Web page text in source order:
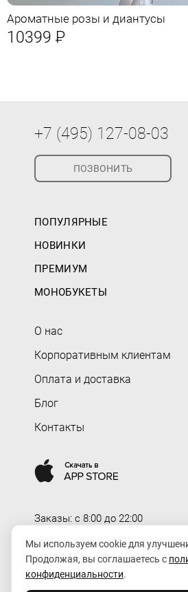
Ароматные розы и диантусы
10399 Р
+7 (495) 127-08-03
ПОЗВОНИТЬ
ПОПУЛЯРНЫЕ
НОВИНКИ
ПРЕМИУМ
МОНОБУКЕТЫ
О нас
Корпоративным клиентам
Оплата и доставка
Блог
Контакты
Заказы: c 8:00 до 22:00
Доставка: c 8:00 до 00:00
order@rozaexpress.ru
Мы используем cookie для
Продолжая, вы соглашаетесь с
конфиденциальности.